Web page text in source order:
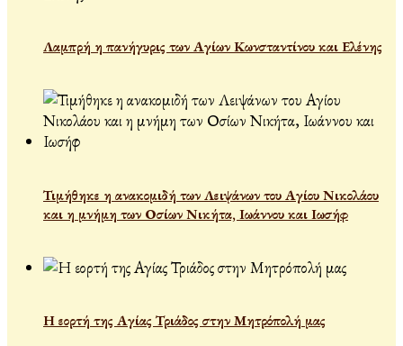
Λαμπρή η πανήγυρις των Αγίων Κωνσταντίνου και Ελένης
Τιμήθηκε η ανακομιδή των Λειψάνων του Αγίου Νικολάου
και η μνήμη των Οσίων Νικήτα, Ιωάννου και Ιωσήφ
Η εορτή της Αγίας Τριάδος στην Μητρόπολή μας